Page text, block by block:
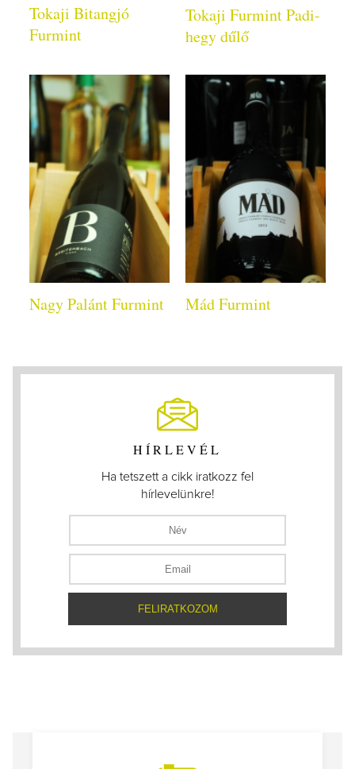
Tokaji Bitangjó
Furmint
Tokaji Furmint Padi-
hegy dűlő
Nagy Palánt Furmint Mád Furmint
HÍRLEVÉL
Ha tetszett a cikk iratkozz fel
hírlevelünkre!